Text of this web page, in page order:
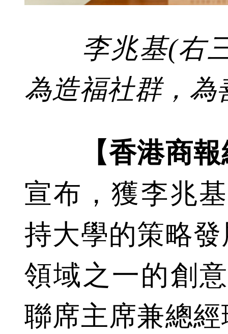
李兆基(右三
為造福社群，為
【香港商報
宣布，獲李兆
持大學的策略
領域之一的創
聯席主席兼總